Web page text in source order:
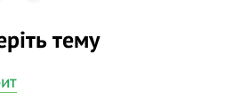
тему